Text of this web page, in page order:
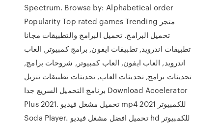
Spectrum. Browse by: Alphabetical order
Popularity Top rated games Trending متجر
تحميل البرامج. تحميل البرامج والتطبيقات مجانا
تطبيقات اندرويد, تطبيقات ايفون, برامج كمبيوتر, العاب
اندرويد, العاب ايفون, العاب كمبيوتر, شروحات برامج,
تحديثات برامج, تحديثات العاب, تحديثات تطبيقات تنزيل
برنامج التحميل السريع جدا Download Accelerator
Plus 2021. تحميل مشغل فيديو mp4 للكمبيوتر 2021
Soda Player. تحميل افضل مشغل فيديو hd للكمبيوتر